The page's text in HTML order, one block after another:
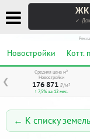
ЖК
✓
Новостройки Котт.
❮
Средняя цена м²
Новостройки
176 871 ₽/м²
↑ 7,5% за 12 мес.
← К списку